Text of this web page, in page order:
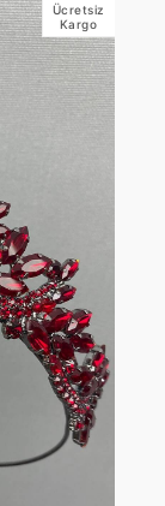
Ücretsiz
Kargo